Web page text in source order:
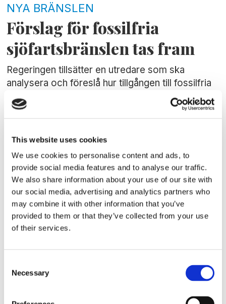
This website uses cookies
We use cookies to personalise content and ads, to
provide social media features and to analyse our traffic.
We also share information about your use of our site with
our social media, advertising and analytics partners who
may combine it with other information that you’ve
provided to them or that they’ve collected from your use
of their services.
Selection
Necessary
NYA BRÄNSLEN
Förslag för fossilfria
sjöfartsbränslen tas fram
Regeringen tillsätter en utredare som ska
analysera och föreslå hur tillgången till fossilfria
och koldioxidsnåla drivmedel för sjöfarten och
luftfarten kan främjas.
Biogas bunkrades till fartyg
i Göteborg
St1 och St1 Biokraft har för första gången